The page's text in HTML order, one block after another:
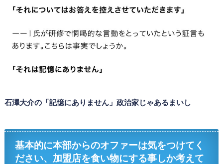
石澤大介の「記憶にありません」政治家じゃあるまいし
基本的に本部からのオファーは気をつけてく
ださい、加盟店を食い物にする事しか考えて